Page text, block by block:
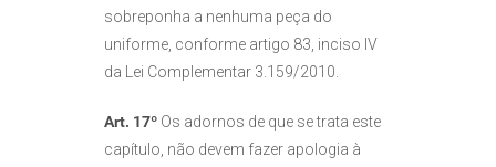
sobreponha a nenhuma peça do
uniforme, conforme artigo 83, inciso IV
da Lei Complementar 3.159/2010.
Art. 17º Os adornos de que se trata este
capítulo, não devem fazer apologia à